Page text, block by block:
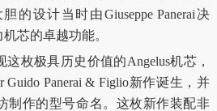
的设计当时由Giuseppe Panerai决
芯的卓越功能。
枚极具历史价值的Angelus机芯，
Panerai & Figlio新作诞生，并
制作的型号命名。这枚新作装配非